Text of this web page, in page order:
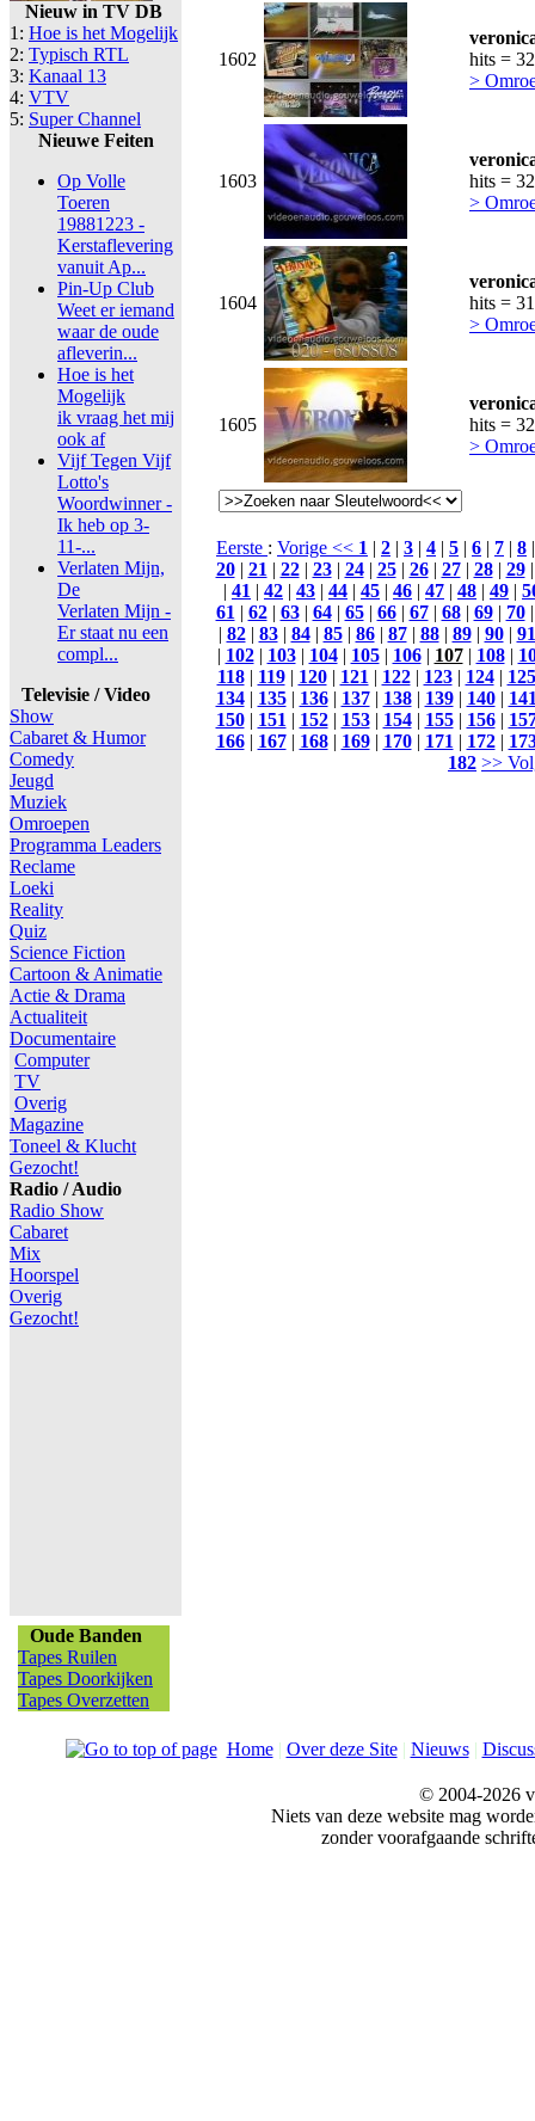
Nieuw in TV DB
1: Hoe is het Mogelijk
2: Typisch RTL
3: Kanaal 13
4: VTV
5: Super Channel
Nieuwe Feiten
Op Volle
Toeren
19881223 -
Kerstaflevering
vanuit Ap...
Pin-Up Club
Weet er iemand
waar de oude
afleverin...
Hoe is het
Mogelijk
ik vraag het mij
ook af
Vijf Tegen Vijf
Lotto's
Woordwinner -
Ik heb op 3-
11-...
Verlaten Mijn,
De
Verlaten Mijn -
Er staat nu een
compl...
Televisie / Video
Show
Cabaret & Humor
Comedy
Jeugd
Muziek
Omroepen
Programma Leaders
Reclame
Loeki
Reality
Quiz
Science Fiction
Cartoon & Animatie
Actie & Drama
Actualiteit
Documentaire
Computer
TV
Overig
Magazine
Toneel & Klucht
Gezocht!
Radio / Audio
Radio Show
Cabaret
Mix
Hoorspel
Overig
Gezocht!
Oude Banden
Tapes Ruilen
Tapes Doorkijken
Tapes Overzetten
1602
hits =
>
1603
hits =
>
1604
hits =
>
1605
hits =
>
Eerste : Vorige << 1 | 2 | 3 | 4 | 5 | 6 | 7 | 8
20| 21| 22| 23| 24| 25| 26| 27| 28| 29
| 41 | 42 | 43 | 44 | 45 | 46 | 47 | 48 | 49 |
61| 62| 63| 64| 65| 66| 67| 68| 69| 70
| 82| 83| 84| 85| 86| 87| 88| 89| 90| 91
| 102| 103| 104| 105| 106| 107| 108|
118| 119| 120| 121| 122| 123| 124| 125
134| 135| 136| 137| 138| 139| 140|
150| 151| 152| 153| 154| 155| 156|
166| 167| 168| 169| 170| 171| 172|
182 >>
Home| Over deze Site| Nieuws|
© 2004-2026
Niets van deze website mag
zonder voorafgaande